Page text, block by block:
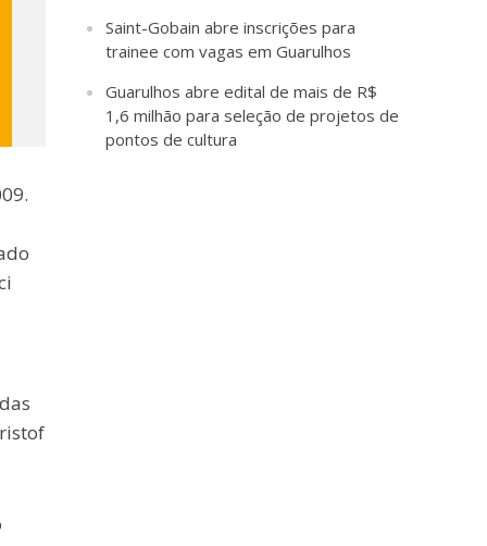
Saint-Gobain abre inscrições para
trainee com vagas em Guarulhos
Guarulhos abre edital de mais de R$
1,6 milhão para seleção de projetos de
pontos de cultura